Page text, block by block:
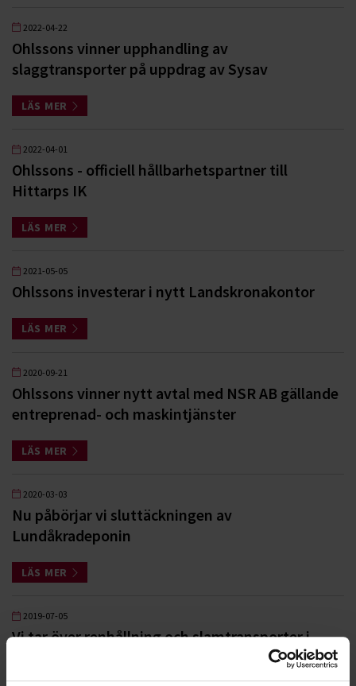
2022-04-22
Ohlssons vinner upphandling av
slaggtransporter på uppdrag av Sysav
LÄS MER
2022-04-01
Ohlssons - officiell hållbarhetspartner till
Hittarps IK
LÄS MER
2021-05-05
Ohlssons investerar i nytt Landskronakontor
LÄS MER
2020-09-21
Ohlssons vinner nytt avtal med NSR AB gällande
entreprenad- och maskintjänster
LÄS MER
2020-03-03
Nu påbörjar vi sluttäckningen av
Lundåkradeponin
LÄS MER
2019-07-05
Vi tar över renhållning och slamtransporter i